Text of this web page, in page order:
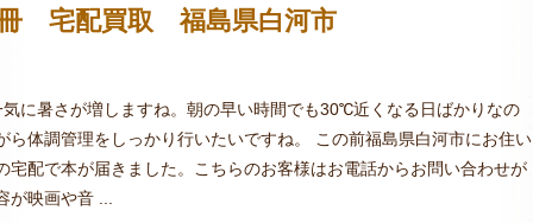
冊 宅配買取 福島県白河市
に暑さが増しますね。朝の早い時間でも30℃近くなる日ばかりなの
ら体調管理をしっかり行いたいですね。 この前福島県白河市にお住い
宅配で本が届きました。こちらのお客様はお電話からお問い合わせが
が映画や音 ...